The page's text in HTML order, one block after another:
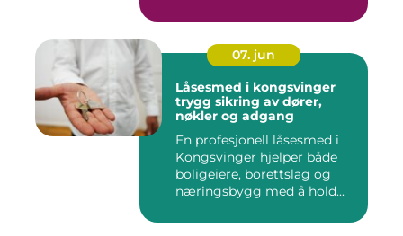
07. jun
Låsesmed i kongsvinger
trygg sikring av dører,
nøkler og adgang
En profesjonell låsesmed i
Kongsvinger hjelper både
boligeiere, borettslag og
næringsbygg med å hold...